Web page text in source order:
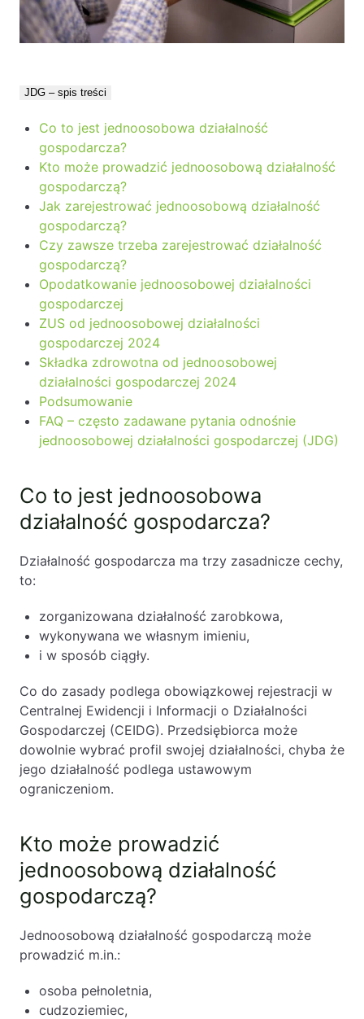
Legalizacja pobytu i pracy cudzoziemców
Księgowość
Kontakt
PL EN FR
JDG – spis treści
Co to jest jednoosobowa działalność
gospodarcza?
Kto może prowadzić jednoosobową działalność
gospodarczą?
Jak zarejestrować jednoosobową działalność
gospodarczą?
Czy zawsze trzeba zarejestrować działalność
gospodarczą?
Opodatkowanie jednoosobowej działalności
gospodarczej
ZUS od jednoosobowej działalności
gospodarczej 2024
Składka zdrowotna od jednoosobowej
działalności gospodarczej 2024
Podsumowanie
FAQ – często zadawane pytania odnośnie
jednoosobowej działalności gospodarczej (JDG)
Co to jest jednoosobowa
działalność gospodarcza?
Działalność gospodarcza ma trzy zasadnicze cechy,
to:
zorganizowana działalność zarobkowa,
wykonywana we własnym imieniu,
i w sposób ciągły.
Co do zasady podlega obowiązkowej rejestracji w
Centralnej Ewidencji i Informacji o Działalności
Gospodarczej (CEIDG). Przedsiębiorca może
dowolnie wybrać profil swojej działalności, chyba że
jego działalność podlega ustawowym
ograniczeniom.
Kto może prowadzić
jednoosobową działalność
gospodarczą?
Jednoosobową działalność gospodarczą może
prowadzić m.in.:
osoba pełnoletnia,
cudzoziemiec,